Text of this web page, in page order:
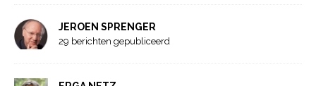
JEROEN SPRENGER
29 berichten gepubliceerd